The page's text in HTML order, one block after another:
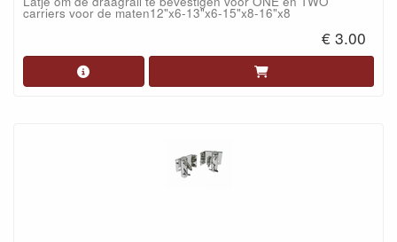
carriers voor de maten12"x6-13"x6-15"x8-16"x8
€ 3.00